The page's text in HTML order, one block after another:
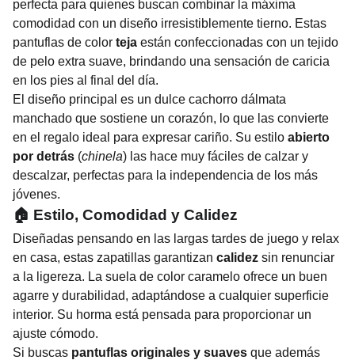
perfecta para quienes buscan combinar la máxima
comodidad con un diseño irresistiblemente tierno. Estas
pantuflas de color teja están confeccionadas con un tejido
de pelo extra suave, brindando una sensación de caricia
en los pies al final del día.
El diseño principal es un dulce cachorro dálmata
manchado que sostiene un corazón, lo que las convierte
en el regalo ideal para expresar cariño. Su estilo abierto
por detrás (chinela) las hace muy fáciles de calzar y
descalzar, perfectas para la independencia de los más
jóvenes.
🏠 Estilo, Comodidad y Calidez
Diseñadas pensando en las largas tardes de juego y relax
en casa, estas zapatillas garantizan calidez sin renunciar
a la ligereza. La suela de color caramelo ofrece un buen
agarre y durabilidad, adaptándose a cualquier superficie
interior. Su horma está pensada para proporcionar un
ajuste cómodo.
Si buscas pantuflas originales y suaves que además